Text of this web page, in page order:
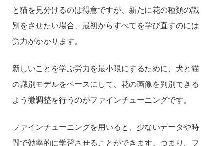
と猫を見分けるのは得意ですが、新たに花の種類の識
別をさせたい場合、最初からすべてを学び直すのには
労力がかかります。
新しいことを学ぶ労力を最小限にするために、犬と猫
の識別モデルをベースにして、花の画像を判別できる
よう微調整を行うのがファインチューニングです。
ファインチューニングを用いると、少ないデータや時
間で効率的に学習させることができます。つまり、フ